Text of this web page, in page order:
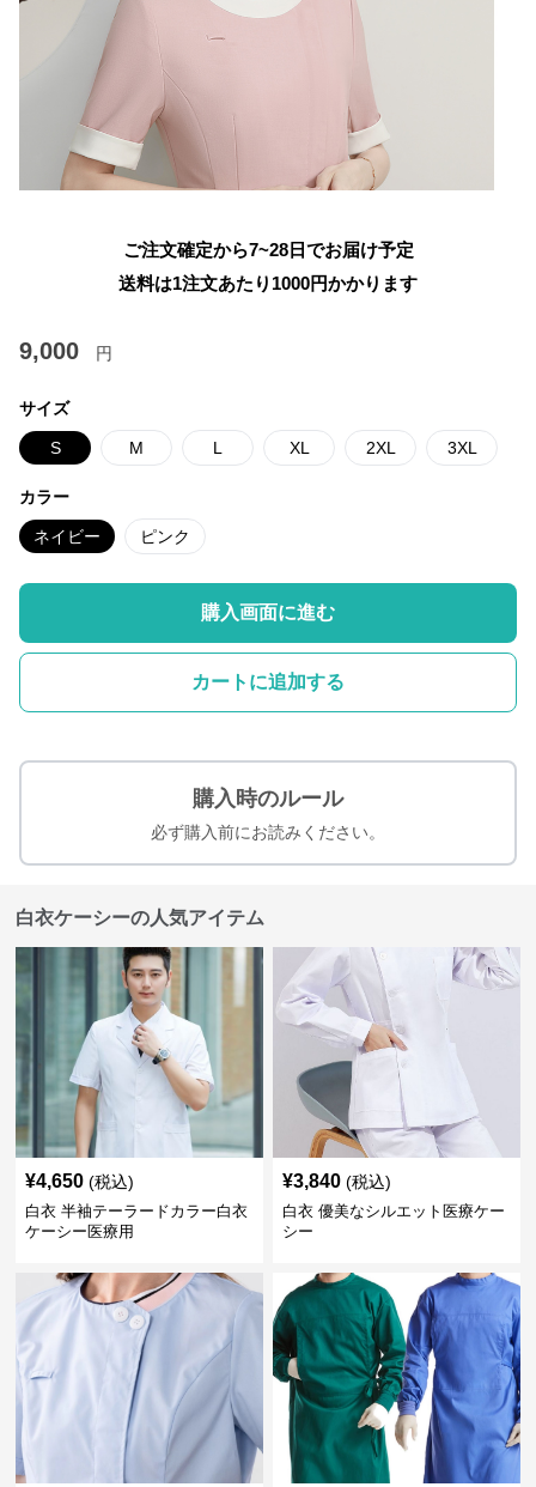
ご注文確定から7~28日でお届け予定
送料は1注文あたり 1000円かかります
9,000 円
サイズ
S M L XL 2XL 3XL
カラー
ネイビー ピンク
購入画面に進む
カートに追加する
購入時のルール
必ず購入前にお読みください。
白衣ケーシーの人気アイテム
¥4,650 (税込)
白衣 半袖テーラードカラー白衣
ケーシー医療用
¥3,840 (税込)
白衣 優美なシルエット医療ケー
シー